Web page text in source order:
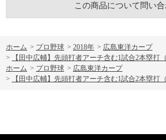
この商品について問い合
ホーム > プロ野球 > 2018年 > 広島東洋カープ
>
【田中広輔】先頭打者アーチ含む1試合2本塁打（
ホーム > プロ野球 > 広島東洋カープ
>
【田中広輔】先頭打者アーチ含む1試合2本塁打（